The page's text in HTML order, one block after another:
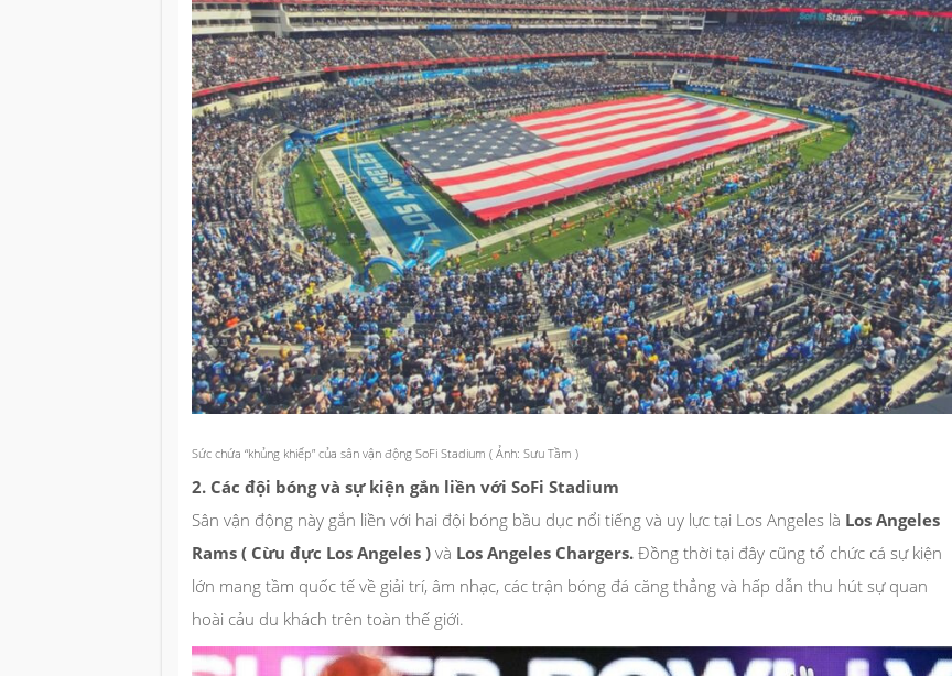
Sức chứa “khủng khiếp” của sân vận động SoFi Stadium ( Ảnh: Sưu Tầm )
2. Các đội bóng và sự kiện gắn liền với SoFi Stadium
Sân vận động này gắn liền với hai đội bóng bầu dục nổi tiếng và uy lực tại Los Angeles là Los Angeles
Rams ( Cừu đực Los Angeles ) và Los Angeles Chargers. Đồng thời tại đây cũng tổ chức cá sự kiện
lớn mang tầm quốc tế về giải trí, âm nhạc, các trận bóng đá căng thẳng và hấp dẫn thu hút sự quan
hoài cảu du khách trên toàn thế giới.